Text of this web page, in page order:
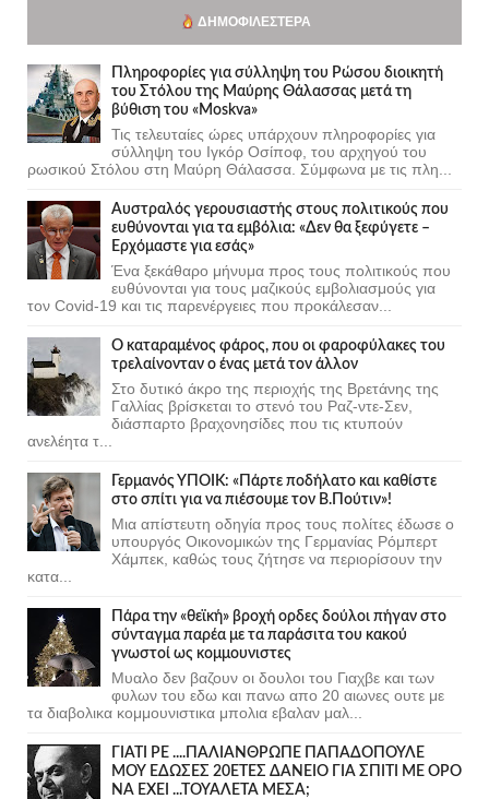
ΔΗΜΟΦΙΛΈΣΤΕΡΑ
Πληροφορίες για σύλληψη του Ρώσου διοικητή
του Στόλου της Mαύρης Θάλασσας μετά τη
βύθιση του «Moskva»
Τις τελευταίες ώρες υπάρχουν πληροφορίες για
σύλληψη του Ιγκόρ Οσίποφ, του αρχηγού του
ρωσικού Στόλου στη Μαύρη Θάλασσα. Σύμφωνα με τις πλη...
Αυστραλός γερουσιαστής στους πολιτικούς που
ευθύνονται για τα εμβόλια: «Δεν θα ξεφύγετε –
Ερχόμαστε για εσάς»
Ένα ξεκάθαρο μήνυμα προς τους πολιτικούς που
ευθύνονται για τους μαζικούς εμβολιασμούς για
τον Covid-19 και τις παρενέργειες που προκάλεσαν...
Ο καταραμένος φάρος, που οι φαροφύλακες του
τρελαίνονταν ο ένας μετά τον άλλον
Στο δυτικό άκρο της περιοχής της Βρετάνης της
Γαλλίας βρίσκεται το στενό του Ραζ-ντε-Σεν,
διάσπαρτο βραχονησίδες που τις κτυπούν
ανελέητα τ...
Γερμανός ΥΠΟΙΚ: «Πάρτε ποδήλατο και καθίστε
στο σπίτι για να πιέσουμε τον Β.Πούτιν»!
Μια απίστευτη οδηγία προς τους πολίτες έδωσε ο
υπουργός Οικονομικών της Γερμανίας Ρόμπερτ
Χάμπεκ, καθώς τους ζήτησε να περιορίσουν την
κατα...
Πάρα την «θεϊκή» βροχή ορδες δούλοι πήγαν στο
σύνταγμα παρέα με τα παράσιτα του κακού
γνωστοί ως κομμουνιστες
Μυαλο δεν βαζουν οι δουλοι του Γιαχβε και των
φυλων του εδω και πανω απο 20 αιωνες ουτε με
τα διαβολικα κομμουνιστικα μπολια εβαλαν μαλ...
ΓΙΑΤΙ ΡΕ ....ΠΑΛΙΑΝΘΡΩΠΕ ΠΑΠΑΔΟΠΟΥΛΕ
ΜΟΥ ΕΔΩΣΕΣ 20ΕΤΕΣ ΔΑΝΕΙΟ ΓΙΑ ΣΠΙΤΙ ΜΕ ΟΡΟ
ΝΑ ΕΧΕΙ ...ΤΟΥΑΛΕΤΑ ΜΕΣΑ;